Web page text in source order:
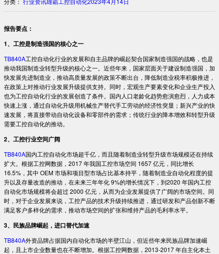
报告要点：
1、工控是制造强国的核心之一
TB840A工控自动化行业的发展和自主品牌的崛起契合国家制造强国的战略，也是
推动我国制造业转型升级的核心之一。近些年来，国家层面关于建设制造强国，加
快发展先进制造业，推动高质量发展的政策不断出台，降低制造业税率积极推进，
在政策上对推动行业发展升级提供支持。同时，宏观生产要素变化和企业生产投入
也为工控自动化行业的发展创造了条件。国内人口老龄化趋势愈演愈烈，人力成本
快速上涨，通过自动化升级用机械生产替代手工劳动的经济性突显；新兴产业的快
速发展，将直接带动自动化设备和零部件的需求；传统行业的降本增效和转型升级
需要工控自动化的推动。
2、工控行业空间广阔
TB840A国内工控自动化市场超千亿，而且随着制造业转型升级市场规模还在持续
扩大。根据工控网数据，2017 年我国工控市场空间 1657 亿元，同比增长
16.5%，其中 OEM 市场和项目型市场占比基本持平，随着制造业自动化程度的提
升以及存量改造的推动，在未来三年年化 9%的增长情况下，到2020 年国内工控
自动化市场规模将会超过 2000 亿元，从而为企业发展提供了广阔的市场空间。同
时，对于企业发展来说，工控产品的技术升级持续推进，通过研发和产品创新不断
满足客户多样化的需求，推动市场空间的扩张和维持产品的毛利率水平。
3、民族品牌崛起，进口替代加速
TB840A外资品牌占据国内自动化市场的半壁江山，但近些年来民族品牌加速崛
起，且上市企业数量也在不断增加。根据工控网数据，2013-2017 年自主化本土